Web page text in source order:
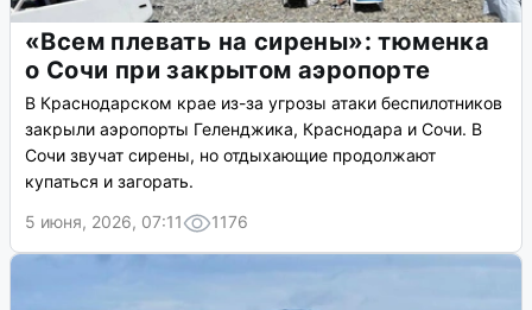
«Всем плевать на сирены»: тюменка
о Сочи при закрытом аэропорте
В Краснодарском крае из-за угрозы атаки беспилотников
закрыли аэропорты Геленджика, Краснодара и Сочи. В
Сочи звучат сирены, но отдыхающие продолжают
купаться и загорать.
5 июня, 2026, 07:11
1176